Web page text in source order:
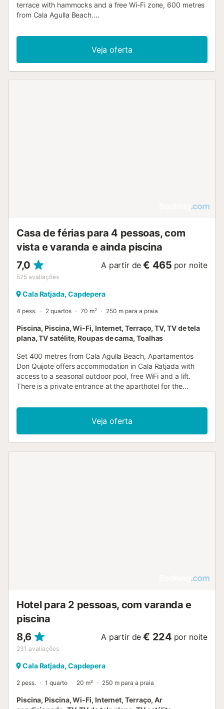
terrace with hammocks and a free Wi-Fi zone, 600 metres
from Cala Agulla Beach....
Veja oferta
Casa de férias para 4 pessoas, com
vista e varanda e ainda piscina
7,0
525 avaliações
A partir de € 465 por noite
Cala Ratjada, Capdepera
4 pess. 2 quartos 70 m² 250 m para a praia
Piscina, Piscina, Wi-Fi, Internet, Terraço, TV, TV de tela
plana, TV satélite, Roupas de cama, Toalhas
Set 400 metres from Cala Agulla Beach, Apartamentos
Don Quijote offers accommodation in Cala Ratjada with
access to a seasonal outdoor pool, free WiFi and a lift.
There is a private entrance at the aparthotel for the
Veja oferta
Hotel para 2 pessoas, com varanda e
piscina
8,6
231 avaliações
A partir de € 224 por noite
Cala Ratjada, Capdepera
2 pess. 1 quarto 20 m² 250 m para a praia
Piscina, Piscina, Wi-Fi, Internet, Terraço, Ar